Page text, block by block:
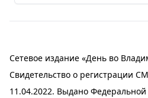
Сетевое издание «День во
Свидетельство о регистрации
11.04.2022. Выдано